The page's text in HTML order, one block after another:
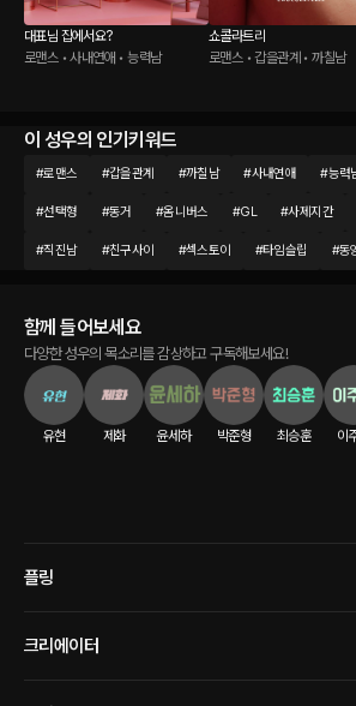
대표님 집에서요?
로맨스 • 사내연애 • 능력남
쇼콜라트리
로맨스 • 갑을관계 • 까칠남
이 성우의 인기키워드
#로맨스 #갑을관계 #까칠남 #사내연애 #능력
#선택형 #동거 #옴니버스 #GL #사제지간
#직진남 #친구사이 #섹스토이 #타임슬립 #동
함께 들어보세요
다양한 성우의 목소리를 감상하고 구독해보세요!
유현 제화 윤세하 박준형 최승훈 이
플링
크리에이터